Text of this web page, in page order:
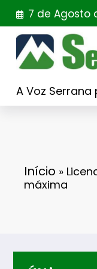
Saltar
para
conteúdo
7 de Agosto
A Voz
Início »
máxima